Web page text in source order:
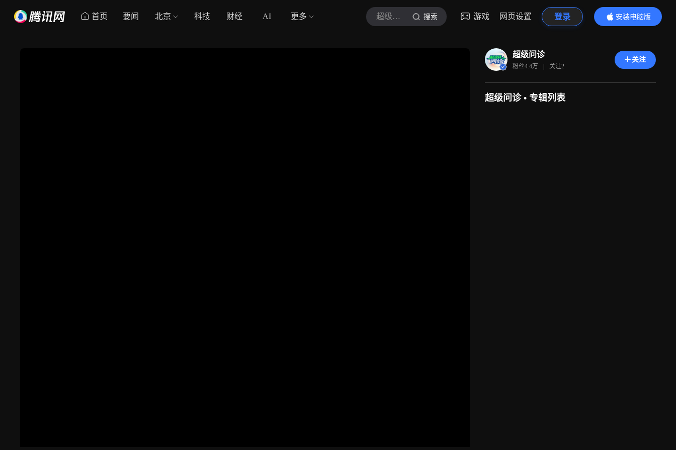
首页 要闻 北京 科技 财经 AI 更多 超级问诊 搜索 游戏 网页设置 登录
安装电脑版
内容更精彩
超级问诊
粉丝4.4万 | 关注2
关注
超级问诊 • 专辑列表